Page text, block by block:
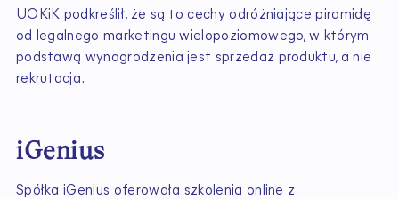
UOKiK podkreślił, że są to cechy odróżniające piramidę
od legalnego marketingu wielopoziomowego, w którym
podstawą wynagrodzenia jest sprzedaż produktu, a nie
rekrutacja.
iGenius
Spółka iGenius oferowała szkolenia online z